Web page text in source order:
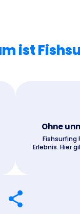
ist
Ohne
Fishsurfing
Erlebnis. Hier